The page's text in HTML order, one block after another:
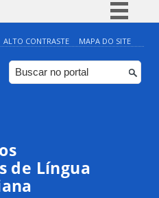
Simplifique!
Comunica BR
Participe
ALTO CONTRASTE MAPA DO SITE
de Língua